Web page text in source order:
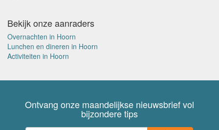
Bekijk onze aanraders
Overnachten in Hoorn
Lunchen en dineren in Hoorn
Activiteiten in Hoorn
Ontvang onze maandelijkse nieuwsbrief vol
bijzondere tips